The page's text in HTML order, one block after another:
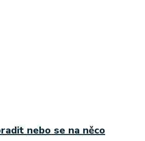
nebo se na něco